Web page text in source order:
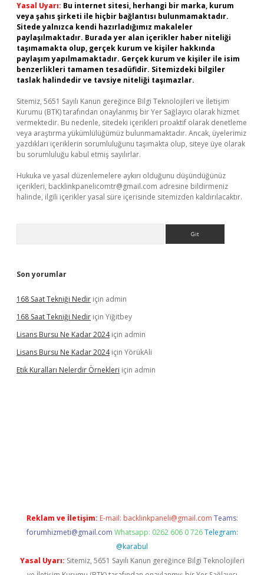
Yasal Uyarı: Bu internet sitesi, herhangi bir marka, kurum
veya şahıs şirketi ile hiçbir bağlantısı bulunmamaktadır.
Sitede yalnızca kendi hazırladığımız makaleler
paylaşılmaktadır. Burada yer alan içerikler haber niteliği
taşımamakta olup, gerçek kurum ve kişiler hakkında
paylaşım yapılmamaktadır. Gerçek kurum ve kişiler ile isim
benzerlikleri tamamen tesadüfidir. Sitemizdeki bilgiler
taslak halindedir ve tavsiye niteliği taşımazlar.
Sitemiz, 5651 Sayılı Kanun gereğince Bilgi Teknolojileri ve İletişim
Kurumu (BTK) tarafından onaylanmış bir Yer Sağlayıcı olarak hizmet
vermektedir. Bu nedenle, sitedeki içerikleri proaktif olarak denetleme
veya araştırma yükümlülüğümüz bulunmamaktadır. Ancak, üyelerimiz
yazdıkları içeriklerin sorumluluğunu taşımakta olup, siteye üye olarak
bu sorumluluğu kabul etmiş sayılırlar.
Hukuka ve yasal düzenlemelere aykırı olduğunu düşündüğünüz
içerikleri, backlinkpanelicomtr@gmail.com adresine bildirmeniz
halinde, ilgili içerikler yasal süre içerisinde sitemizden kaldırılacaktır.
Son yorumlar
168 Saat Tekniği Nedir için admin
168 Saat Tekniği Nedir için Yiğitbey
Lisans Bursu Ne Kadar 2024için admin
Lisans Bursu Ne Kadar 2024için YörükAli
Etik Kuralları Nelerdir Örnekleri için admin
Reklam ve İletişim: E-mail: backlinkpaneli@gmail.com Teams:
forumhizmeti@gmail.com Whatsapp: 0262 606 0 726 Telegram:
@karabul
Yasal Uyarı: Sitemiz, 5651 Sayılı Kanun gereğince Bilgi Teknolojileri